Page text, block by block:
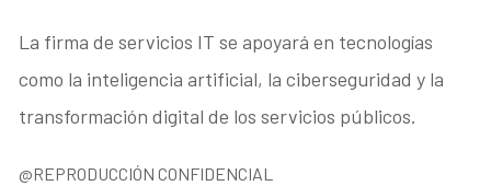
La firma de servicios IT se apoyará en tecnologías
como la inteligencia artificial, la ciberseguridad y la
transformación digital de los servicios públicos.
@REPRODUCCIÓN CONFIDENCIAL